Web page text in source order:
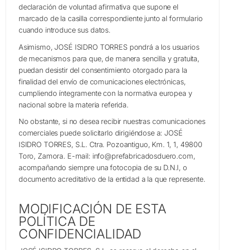
declaración de voluntad afirmativa que supone el
marcado de la casilla correspondiente junto al formulario
cuando introduce sus datos.
Asimismo, JOSÉ ISIDRO TORRES pondrá a los usuarios
de mecanismos para que, de manera sencilla y gratuita,
puedan desistir del consentimiento otorgado para la
finalidad del envío de comunicaciones electrónicas,
cumpliendo íntegramente con la normativa europea y
nacional sobre la materia referida.
No obstante, si no desea recibir nuestras comunicaciones
comerciales puede solicitarlo dirigiéndose a: JOSÉ
ISIDRO TORRES, S.L. Ctra. Pozoantiguo, Km. 1, 1, 49800
Toro, Zamora. E-mail: info@prefabricadosduero.com,
acompañando siempre una fotocopia de su D.N.I, o
documento acreditativo de la entidad a la que represente.
MODIFICACIÓN DE ESTA
POLÍTICA DE
CONFIDENCIALIDAD